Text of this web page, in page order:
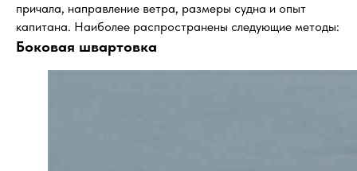
причала, направление ветра, размеры судна и опыт
капитана. Наиболее распространены следующие методы:
Боковая швартовка